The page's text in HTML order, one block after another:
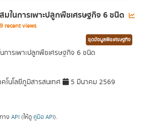
ในการเพาะปลูกพืชเศรษฐกิจ 6 ชนิด
recent views
ชุดข้อมูลพืชเศรษฐกิจ
การเพาะปลูกพืชเศรษฐกิจ 6 ชนิด
โนโลยีภูมิสารสนเทศ 5 มีนาคม 2569
าง API (ให้ดู คู่มือ API).